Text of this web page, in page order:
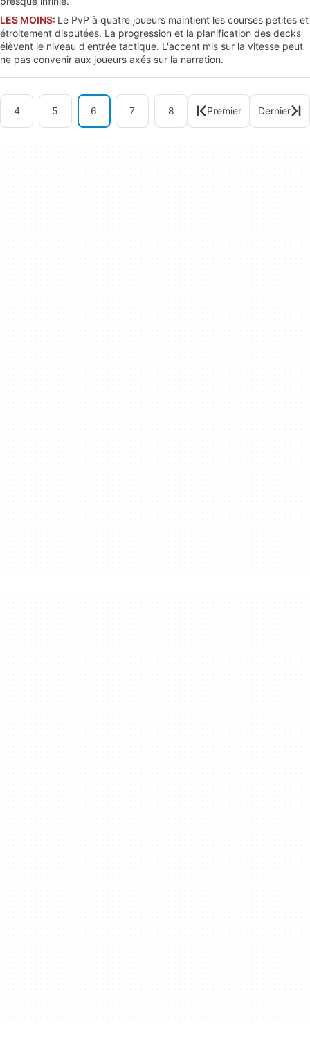
LES MOINS: Le PvP à quatre joueurs maintient les courses petites et
étroitement disputées. La progression et la planification des decks
élèvent le niveau d'entrée tactique. L'accent mis sur la vitesse peut
ne pas convenir aux joueurs axés sur la narration.
4 5 6 7 8 Premier Dernier